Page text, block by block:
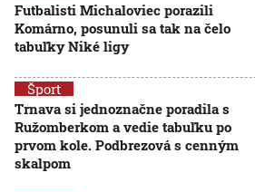
Futbalisti Michaloviec porazili
Komárno, posunuli sa tak na čelo
tabuľky Niké ligy
Šport
Trnava si jednoznačne poradila s
Ružomberkom a vedie tabuľku po
prvom kole. Podbrezová s cenným
skalpom